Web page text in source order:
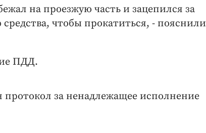
на проезжую часть и зацепился за
чтобы прокатиться, - пояснили
ПДД.
протокол за ненадлежащее исполнение